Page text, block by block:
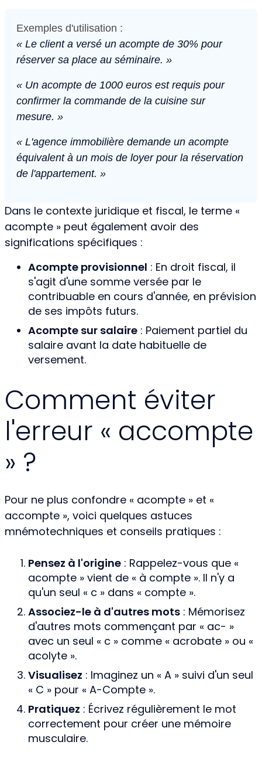
Exemples d'utilisation :
« Le client a versé un acompte de 30% pour
réserver sa place au séminaire. »
« Un acompte de 1000 euros est requis pour
confirmer la commande de la cuisine sur
mesure. »
« L'agence immobilière demande un acompte
équivalent à un mois de loyer pour la réservation
de l'appartement. »
Dans le contexte juridique et fiscal, le terme «
acompte » peut également avoir des
significations spécifiques :
Acompte provisionnel : En droit fiscal, il
s'agit d'une somme versée par le
contribuable en cours d'année, en prévision
de ses impôts futurs.
Acompte sur salaire : Paiement partiel du
salaire avant la date habituelle de
versement.
Comment éviter
l'erreur « accompte
» ?
Pour ne plus confondre « acompte » et «
accompte », voici quelques astuces
mnémotechniques et conseils pratiques :
Pensez à l'origine : Rappelez-vous que «
acompte » vient de « à compte ». Il n'y a
qu'un seul « c » dans « compte ».
Associez-le à d'autres mots : Mémorisez
d'autres mots commençant par « ac- »
avec un seul « c » comme « acrobate » ou «
acolyte ».
Visualisez : Imaginez un « A » suivi d'un seul
« C » pour « A-Compte ».
Pratiquez : Écrivez régulièrement le mot
correctement pour créer une mémoire
musculaire.